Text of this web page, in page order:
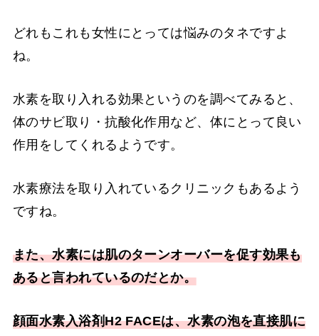
どれもこれも女性にとっては悩みのタネですよ
ね。
水素を取り入れる効果というのを調べてみると、
体のサビ取り・抗酸化作用など、体にとって良い
作用をしてくれるようです。
水素療法を取り入れているクリニックもあるよう
ですね。
また、水素には肌のターンオーバーを促す効果も
あると言われているのだとか。
顔面水素入浴剤H2 FACEは、水素の泡を直接肌に